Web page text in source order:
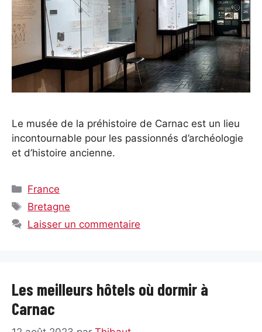
Le musée de la préhistoire de Carnac est un lieu
incontournable pour les passionnés d’archéologie
et d’histoire ancienne.
Catégories
France
Étiquettes
Bretagne
Laisser un commentaire
Les meilleurs hôtels où dormir à
Carnac